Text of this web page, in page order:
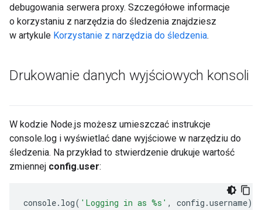
debugowania serwera proxy. Szczegółowe informacje
o korzystaniu z narzędzia do śledzenia znajdziesz
w artykule Korzystanie z narzędzia do śledzenia.
Drukowanie danych wyjściowych konsoli
W kodzie Node.js możesz umieszczać instrukcje
console.log i wyświetlać dane wyjściowe w narzędziu do
śledzenia. Na przykład to stwierdzenie drukuje wartość
zmiennej config.user:
console. log( 'Logging in as %s' , config .username);